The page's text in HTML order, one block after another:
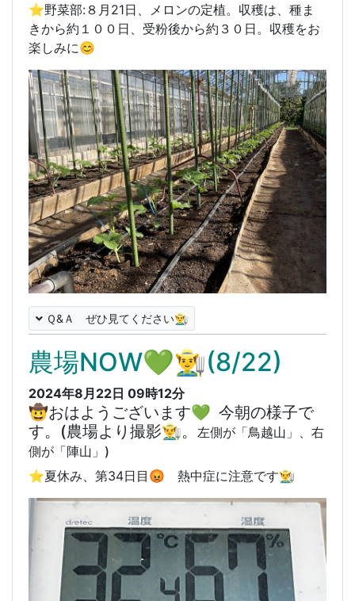
⭐️野菜部:８月21日、メロンの定植。収穫は、種ま
きから約１００日、受粉後から約３０日。収穫をお
楽しみに😊
Ｑ&Ａ ぜひ見てください👨‍🌾
農場NOW💚👨‍🌾(8/22)
2024年8月22日 09時12分
🤠おはようございます💚 今朝の様子で
す。(農場より撮影👨‍🌾。
左側が「鳥越山」、右
側が「陣山」)
⭐️夏休み、第34日目😡 熱中症に注意です👨‍🌾